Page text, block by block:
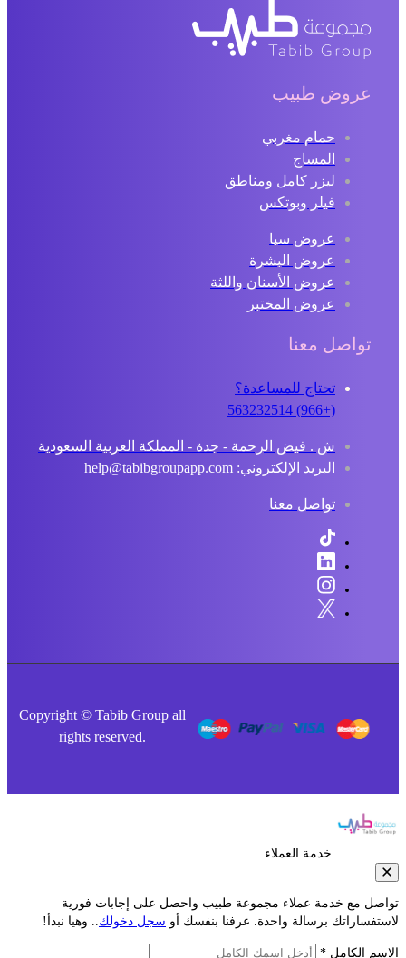
عروض طبيب
حمام مغربي
المساج
ليزر كامل ومناطق
فيلر وبوتكس
عروض سبا
عروض البشرة
عروض الأسنان واللثة
عروض المختبر
تواصل معنا
تحتاج للمساعدة؟
ش . فيض الرحمة - جدة - المملكة العربية السعودية
البريد الإلكتروني: help@tabibgroupapp.com
تواصل معنا
Copyright © Tabib Group all
rights reserved.
خدمة العملاء
مع خدمة عملاء مجموعة طبيب واحصل على إجابات فورية
برسالة واحدة. عرفنا بنفسك أوسجل دخولك.. وهيا نبدأ!
الكامل *